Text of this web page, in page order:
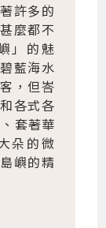
許多的
麼都不
」的魅
藍海水
，但峇
各式各
套著華
朵的微
嶼的精